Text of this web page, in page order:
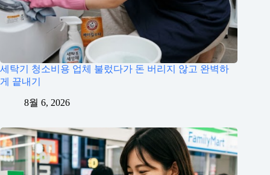
세탁기 청소비용 업체 불렀다가 돈 버리지 않고 완벽하
게 끝내기
8월 6, 2026